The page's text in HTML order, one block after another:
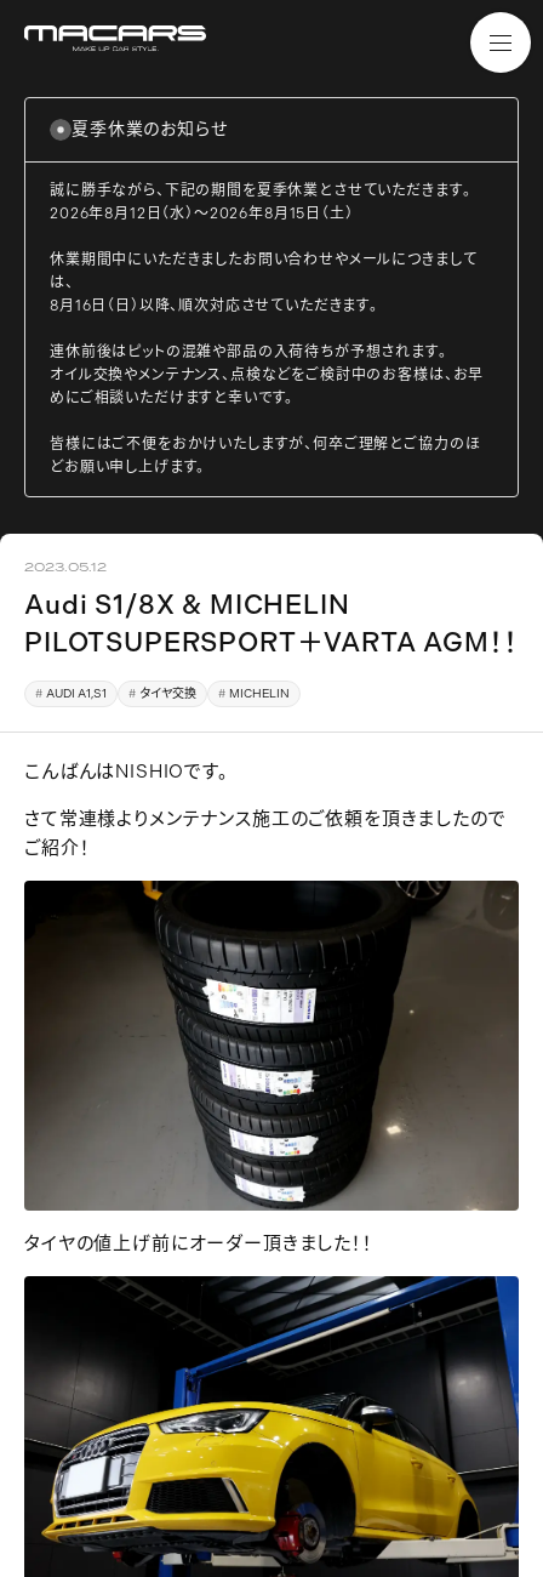
夏季休業のお知らせ
誠に勝手ながら、下記の期間を夏季休業とさせていただきます。
2026年8月12日（水）～2026年8月15日（土）
休業期間中にいただきましたお問い合わせやメールにつきまして
は、
8月16日（日）以降、順次対応させていただきます。
連休前後はピットの混雑や部品の入荷待ちが予想されます。
オイル交換やメンテナンス、点検などをご検討中のお客様は、お早
めにご相談いただけますと幸いです。
皆様にはご不便をおかけいたしますが、何卒ご理解とご協力のほ
どお願い申し上げます。
2023.05.12
Audi S1/8X & MICHELIN
PILOTSUPERSPORT＋VARTA AGM！！
AUDI A1,S1 タイヤ交換 MICHELIN
こんばんはNISHIOです。
さて常連様よりメンテナンス施工のご依頼を頂きましたので
ご紹介！
タイヤの値上げ前にオーダー頂きました！！